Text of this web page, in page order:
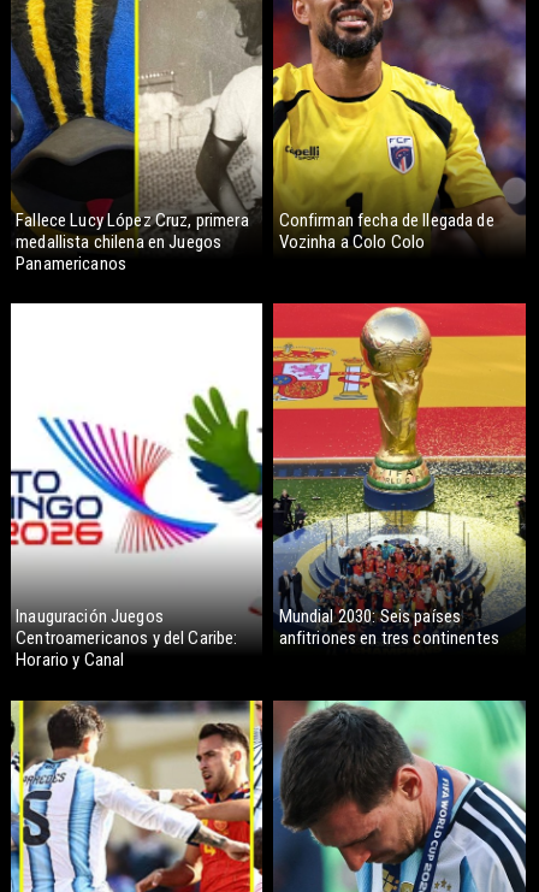
Fallece Lucy López Cruz, primera
medallista chilena en Juegos
Panamericanos
Confirman fecha de llegada de
Vozinha a Colo Colo
Inauguración Juegos
Centroamericanos y del Caribe:
Horario y Canal
Mundial 2030: Seis países
anfitriones en tres continentes